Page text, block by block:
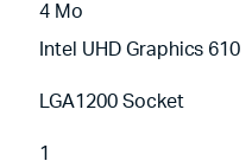
4 Mo
Intel UHD Graphics 610
LGA1200 Socket
1